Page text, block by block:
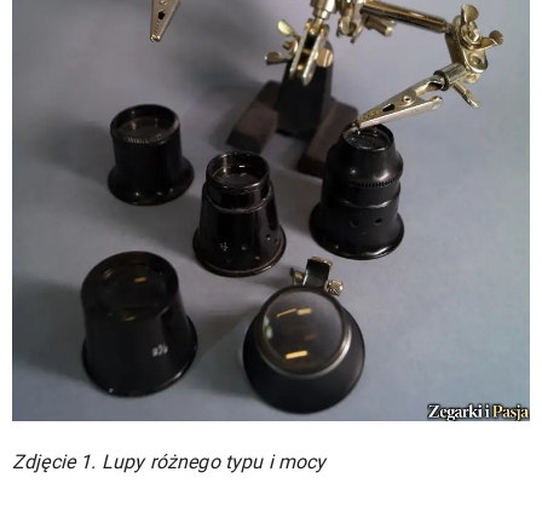
Zdjęcie 1. Lupy różnego typu i mocy